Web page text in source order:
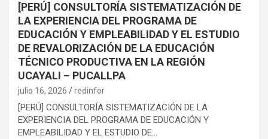
[PERÚ] CONSULTORÍA SISTEMATIZACIÓN DE
LA EXPERIENCIA DEL PROGRAMA DE
EDUCACIÓN Y EMPLEABILIDAD Y EL ESTUDIO
DE REVALORIZACIÓN DE LA EDUCACIÓN
TÉCNICO PRODUCTIVA EN LA REGIÓN
UCAYALI – PUCALLPA
julio 16, 2026 redinfor
[PERÚ] CONSULTORÍA SISTEMATIZACIÓN DE LA
EXPERIENCIA DEL PROGRAMA DE EDUCACIÓN Y
EMPLEABILIDAD Y EL ESTUDIO DE…